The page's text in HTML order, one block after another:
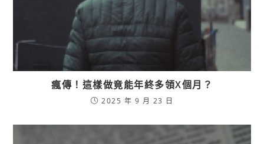
瘋傳！這樣做竟能年終多領X個月？
2025 年 9 月 23 日